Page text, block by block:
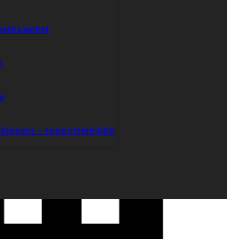
– supporterklubb